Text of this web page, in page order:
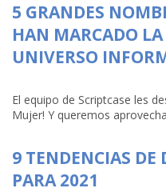
5 GRANDES
HAN MARCADO
UNIVERSO
El equipo de Scriptcase les
Mujer! Y queremos
9 TENDENCIAS DE
PARA 2021